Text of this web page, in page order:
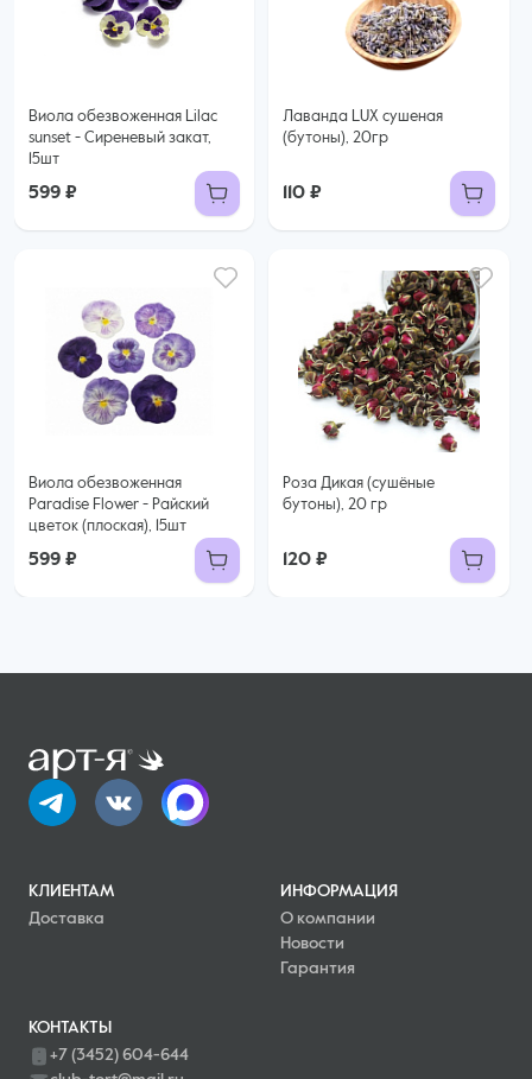
Виола обезвоженная Lilac
sunset - Сиреневый закат,
15шт
599 ₽
Лаванда LUX сушеная
(бутоны), 20гр
110 ₽
Виола обезвоженная
Paradise Flower - Райский
цветок (плоская), 15шт
599 ₽
Роза Дикая (сушёные
бутоны), 20 гр
120 ₽
КЛИЕНТАМ
Доставка
ИНФОРМАЦИЯ
О компании
Новости
Гарантия
КОНТАКТЫ
+7 (3452) 604-644